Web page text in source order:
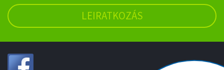
LEIRATKOZÁS